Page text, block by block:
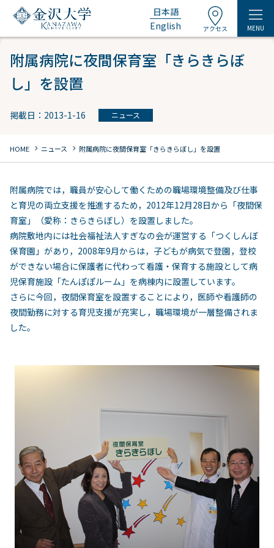
日本語
English
アクセス MENU
附属病院に夜間保育室「きらきらぼ
し」を設置
掲載日：2013-1-16 ニュース
HOME chevron_right ニュース chevron_right 附属病院に夜間保育室「きらきらぼし」を設置
附属病院では，職員が安心して働くための職場環境整備及び仕事
と育児の両立支援を推進するため，2012年12月28日から「夜間保
育室」（愛称：きらきらぼし）を設置しました。
病院敷地内には社会福祉法人すぎなの会が運営する「つくしんぼ
保育園」があり，2008年9月からは，子どもが病気で登園，登校
ができない場合に保護者に代わって看護・保育する施設として病
児保育施設「たんぽぽルーム」を病棟内に設置しています。
さらに今回，夜間保育室を設置することにより，医師や看護師の
夜間勤務に対する育児支援が充実し，職場環境が一層整備されま
した。